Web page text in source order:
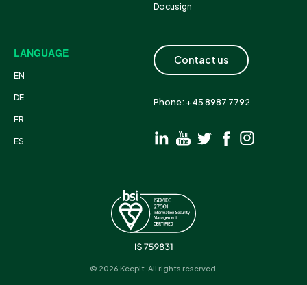
Docusign
LANGUAGE
EN
DE
FR
ES
Contact us
Phone: +45 8987 7792
© 2026 Keepit. All rights reserved.